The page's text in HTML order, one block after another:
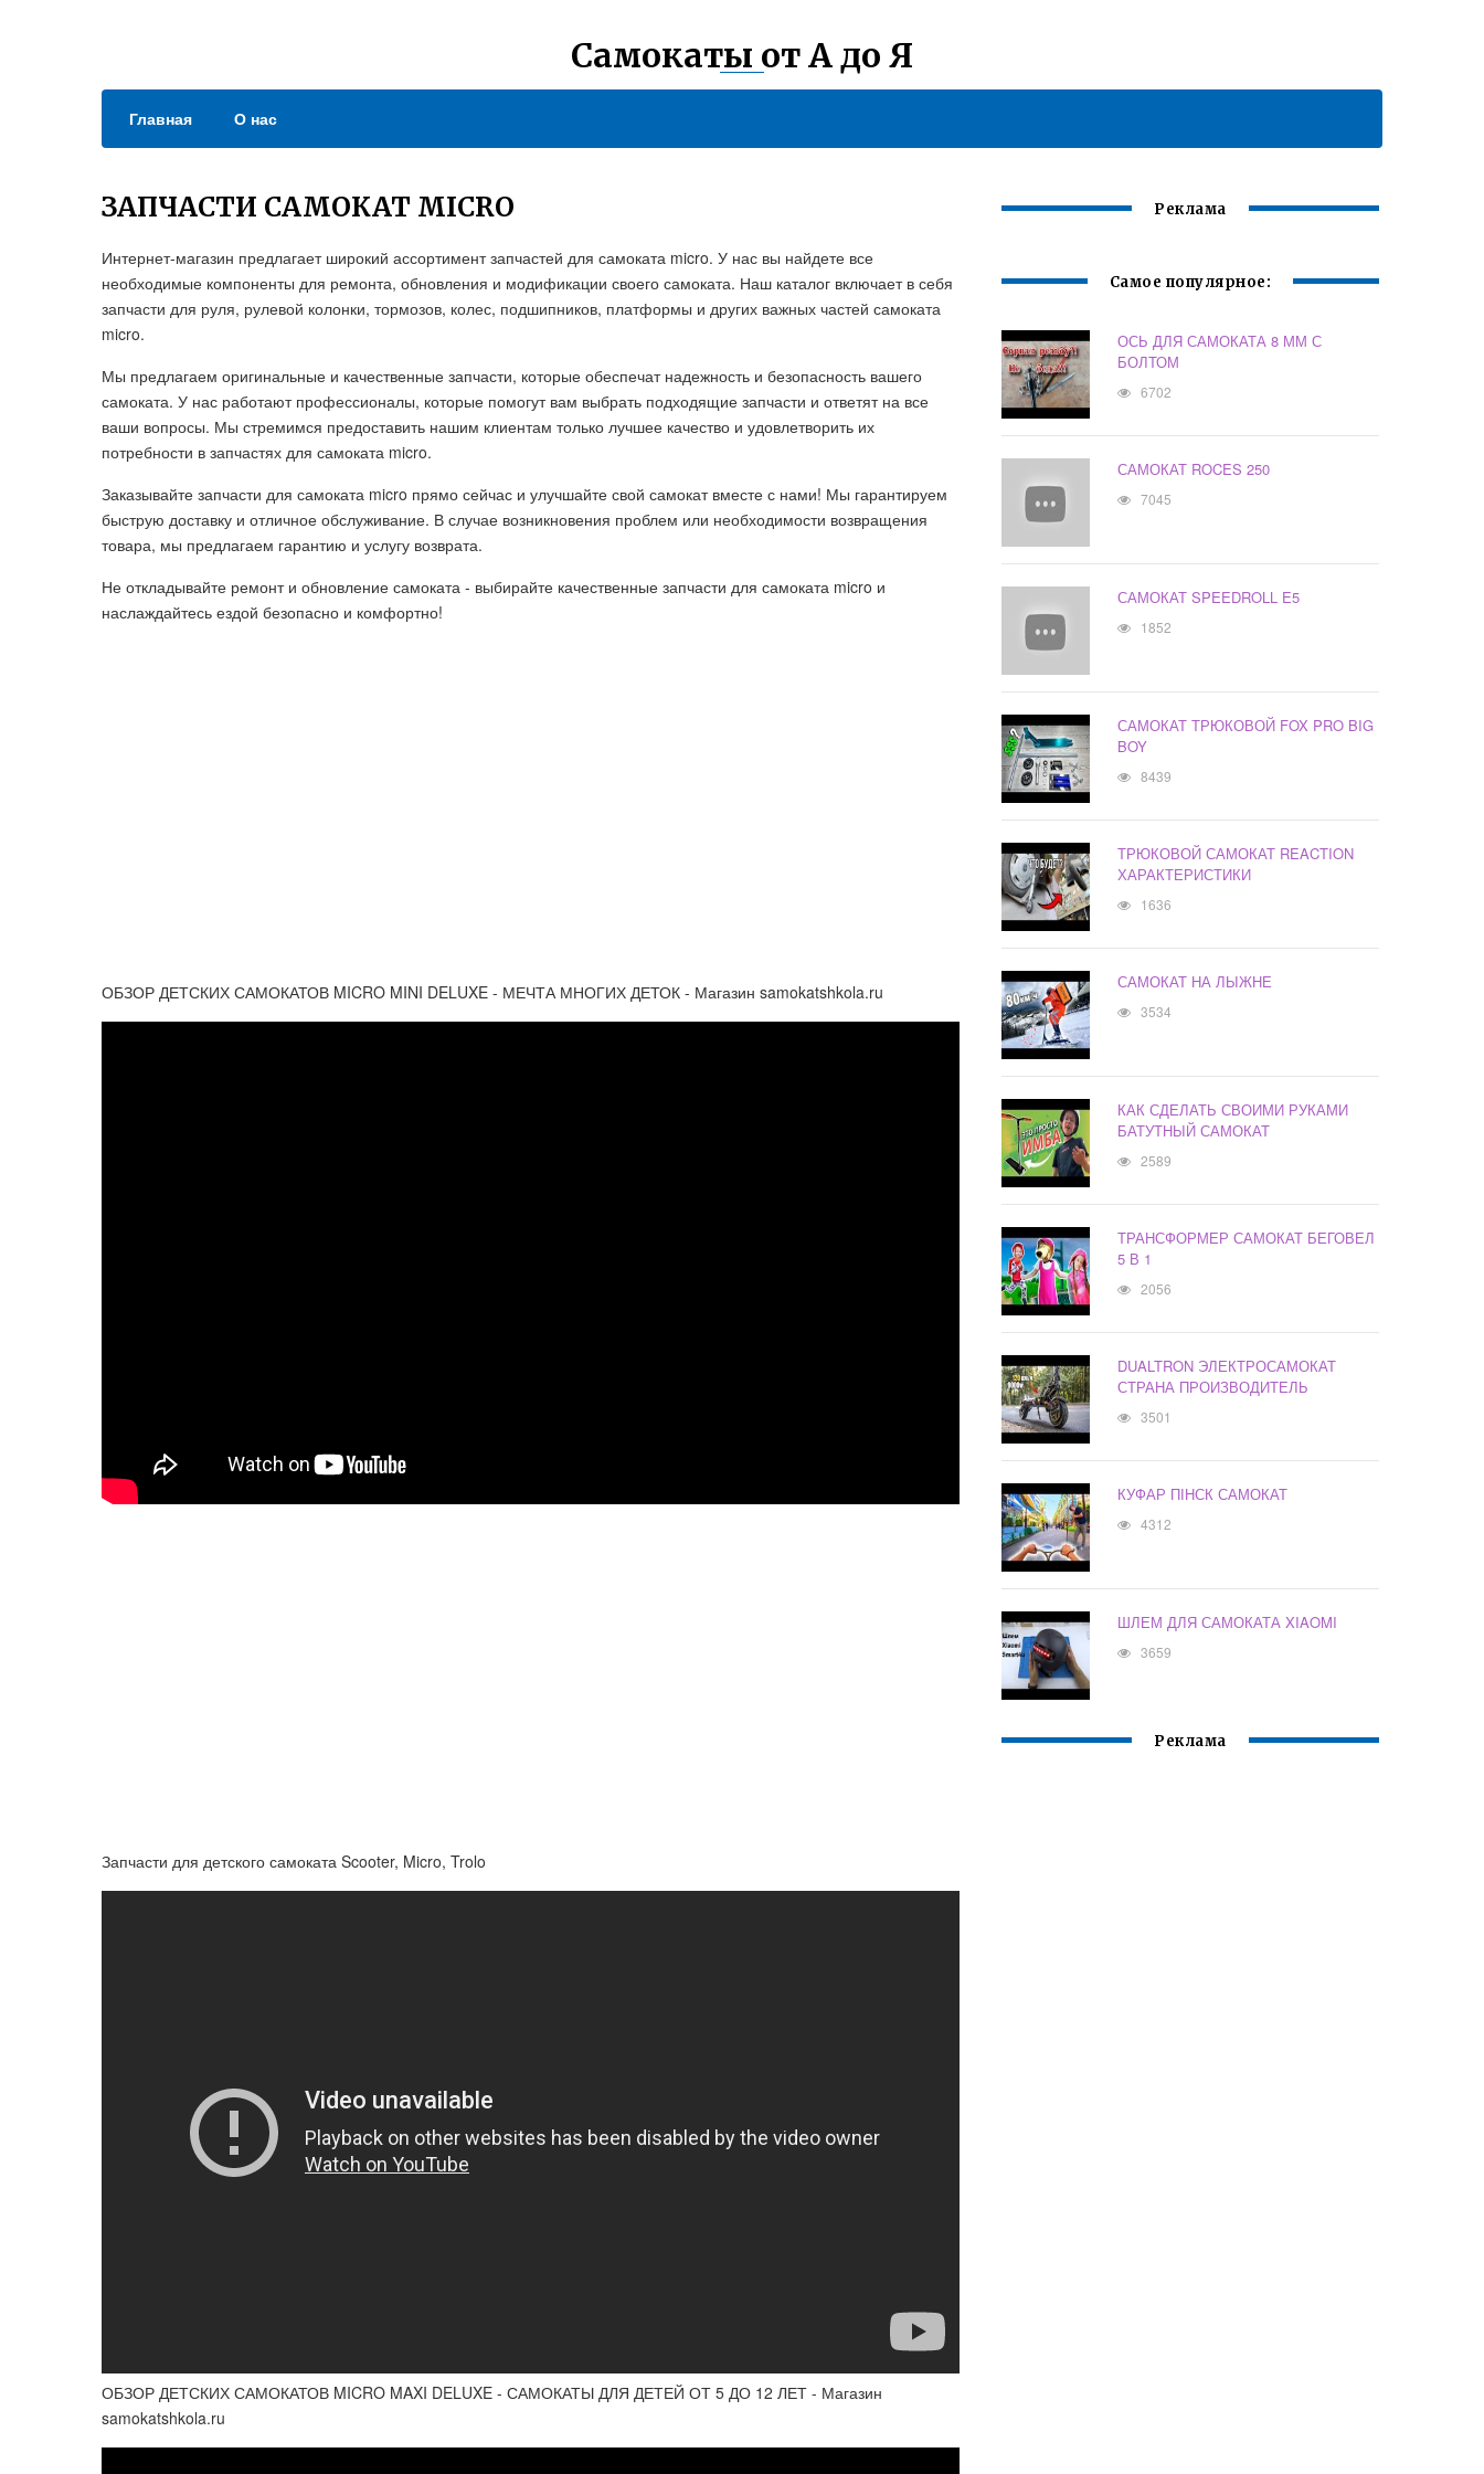
Самокаты от А до Я
Главная О нас
ЗАПЧАСТИ САМОКАТ MICRO
Интернет-магазин предлагает широкий ассортимент запчастей для самоката micro. У нас вы найдете все
необходимые компоненты для ремонта, обновления и модификации своего самоката. Наш каталог включает в себя
запчасти для руля, рулевой колонки, тормозов, колес, подшипников, платформы и других важных частей самоката
micro.
Мы предлагаем оригинальные и качественные запчасти, которые обеспечат надежность и безопасность вашего
самоката. У нас работают профессионалы, которые помогут вам выбрать подходящие запчасти и ответят на все
ваши вопросы. Мы стремимся предоставить нашим клиентам только лучшее качество и удовлетворить их
потребности в запчастях для самоката micro.
Заказывайте запчасти для самоката micro прямо сейчас и улучшайте свой самокат вместе с нами! Мы гарантируем
быструю доставку и отличное обслуживание. В случае возникновения проблем или необходимости возвращения
товара, мы предлагаем гарантию и услугу возврата.
Не откладывайте ремонт и обновление самоката - выбирайте качественные запчасти для самоката micro и
наслаждайтесь ездой безопасно и комфортно!
ОБЗОР ДЕТСКИХ САМОКАТОВ MICRO MINI DELUXE - МЕЧТА МНОГИХ ДЕТОК - Магазин samokatshkola.ru
Запчасти для детского самоката Scooter, Micro, Trolo
ОБЗОР ДЕТСКИХ САМОКАТОВ MICRO MAXI DELUXE - САМОКАТЫ ДЛЯ ДЕТЕЙ ОТ 5 ДО 12 ЛЕТ - Магазин
samokatshkola.ru
Реклама
Самое популярное:
ОСЬ ДЛЯ САМОКАТА 8 ММ С
БОЛТОМ
6702
САМОКАТ ROCES 250
7045
САМОКАТ SPEEDROLL E5
1852
САМОКАТ ТРЮКОВОЙ FOX PRO BIG
BOY
8439
ТРЮКОВОЙ САМОКАТ REACTION
ХАРАКТЕРИСТИКИ
1636
САМОКАТ НА ЛЫЖНЕ
3534
КАК СДЕЛАТЬ СВОИМИ РУКАМИ
БАТУТНЫЙ САМОКАТ
2589
ТРАНСФОРМЕР САМОКАТ БЕГОВЕЛ
5 В 1
2056
DUALTRON ЭЛЕКТРОСАМОКАТ
СТРАНА ПРОИЗВОДИТЕЛЬ
3501
КУФАР ПІНСК САМОКАТ
4312
ШЛЕМ ДЛЯ САМОКАТА XIAOMI
3659
Реклама